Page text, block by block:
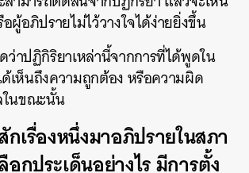
ผู้อภิปรายไม่ไว้วางใจได้ง่ายยิ่งขึ้น
าปฏิกิริยาเหล่านี้จากการที่ได้พูดใน
เห็นถึงความถูกต้อง หรือความผิด
ในขณะนั้น
กเรื่องหนึ่งมาอภิปรายในสภา
กประเด็นอย่างไร มีการตั้ง